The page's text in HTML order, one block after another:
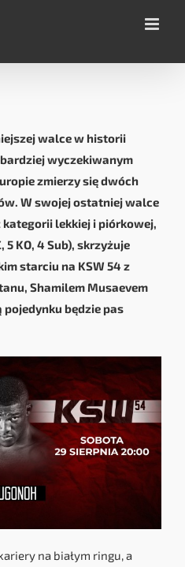
walce w historii
wyczekiwanym
zmierzy się dwóch
W swojej ostatniej walce
lekkiej i piórkowej,
5 KO, 4 Sub), skrzyżuje
starciu na KSW 54 z
Shamilem Musaevem
pojedynku będzie pas
na białym ringu, a